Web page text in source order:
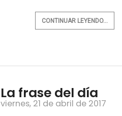
CONTINUAR LEYENDO...
La frase del día
viernes, 21 de abril de 2017